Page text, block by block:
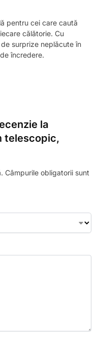
pentru cei care caută
călătorie. Cu
surprize neplăcute în
încredere.
la
telescopic,
Câmpurile obligatorii sunt